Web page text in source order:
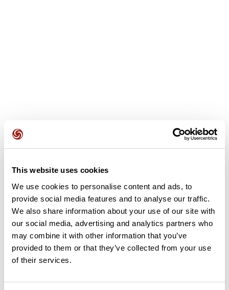
This website uses cookies
We use cookies to personalise content and ads, to
provide social media features and to analyse our traffic.
We also share information about your use of our site with
our social media, advertising and analytics partners who
may combine it with other information that you’ve
provided to them or that they’ve collected from your use
of their services.
Avis des utilisateurs
Soyez le premier à ajouter un avis !
Ajouter un avis